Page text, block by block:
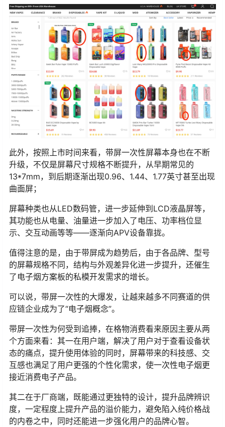
此外，按照上市时间来看，带屏一次性屏幕本身也在不断
升级，不仅是屏幕尺寸规格不断提升，从早期常见的
13*7mm，到后期逐渐出现0.96、1.44、1.77英寸甚至出现
曲面屏；
屏幕种类也从LED数码管，进一步延伸到LCD液晶屏等，
其功能也从电量、油量进一步加入了电压、功率档位显
示、交互动画等等——逐渐向APV设备靠拢。
值得注意的是，由于带屏成为趋势后，由于各品牌、型号
的屏幕规格不同，结构与外观差异化进一步提升，还催生
了电子烟方案板的私模开发需求的增长。
可以说，带屏一次性的大爆发，让越来越多不同赛道的供
应链企业成为了“电子烟概念”。
带屏一次性为何受到追捧，在格物消费看来原因主要从两
个方面来看：其一在用户端，解决了用户对于查看设备状
态的痛点，提升使用体验的同时，屏幕带来的科技感、交
互感也满足了用户更强的个性化需求，使一次性电子烟更
接近消费电子产品。
其二在于厂商端，既能通过更独特的设计，提升品牌辨识
度，一定程度上提升产品的溢价能力，避免陷入纯价格战
的内卷之中，同时还能进一步强化用户的品牌心智。